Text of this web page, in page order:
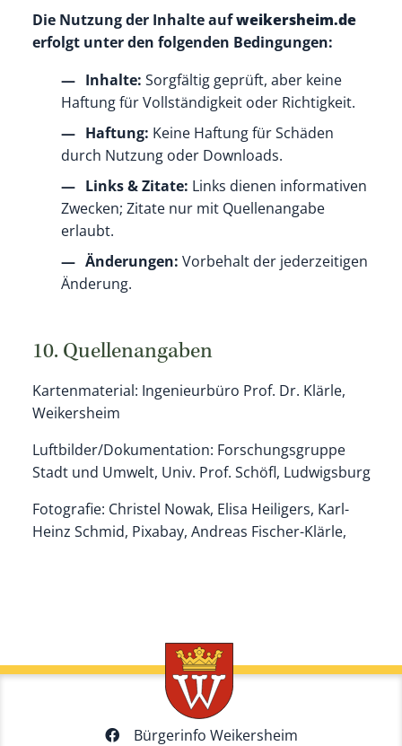
Die Nutzung der Inhalte aufweikersheim.de
erfolgt unter den folgenden Bedingungen:
Inhalte: Sorgfältig geprüft, aber keine
Haftung für Vollständigkeit oder Richtigkeit.
Haftung: Keine Haftung für Schäden
durch Nutzung oder Downloads.
Links & Zitate: Links dienen informativen
Zwecken; Zitate nur mit Quellenangabe
erlaubt.
Änderungen: Vorbehalt der jederzeitigen
Änderung.
10. Quellenangaben
Kartenmaterial: Ingenieurbüro Prof. Dr. Klärle,
Weikersheim
Luftbilder/Dokumentation: Forschungsgruppe
Stadt und Umwelt, Univ. Prof. Schöfl, Ludwigsburg
Fotografie: Christel Nowak, Elisa Heiligers, Karl-
Heinz Schmid, Pixabay, Andreas Fischer-Klärle,
Bürgerinfo Weikersheim